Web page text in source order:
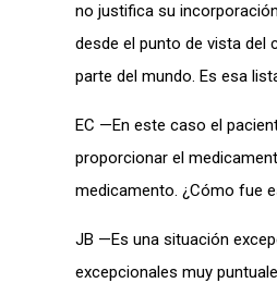
no justifica su
desde el punto de vista
parte del mundo. Es esa
EC —En este caso el
proporcionar el
medicamento. ¿Cómo fue
JB —Es una situación
excepcionales muy